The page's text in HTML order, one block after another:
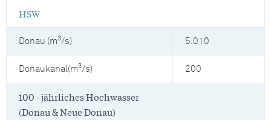
HSW
Donau (m3/s) 5.010
Donaukanal(m3/s) 200
100 - jährliches Hochwasser
(Donau & Neue Donau)